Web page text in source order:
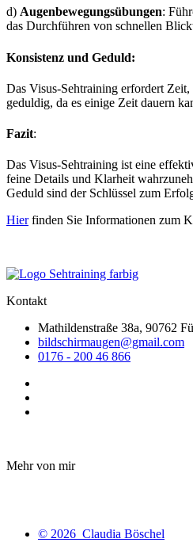
d) Augenbewegungsübungen:
das Durchführen von schnellen
Konsistenz und Geduld:
Das Visus-Sehtraining erfordert
geduldig, da es einige Zeit dauern
Fazit:
Das Visus-Sehtraining ist eine
feine Details und Klarheit
Geduld sind der Schlüssel zum
Hierfinden Sie Informationen zum
Kontakt
Mathildenstraße 38a, 90762
bildschirmaugen@gmail.com
0176 - 200 46 866
Mehr von mir
© 2026 Claudia Böschel